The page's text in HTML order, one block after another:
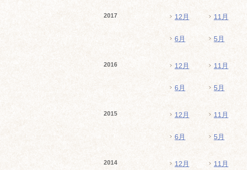
2017 12月 11月
6月 5月
2016 12月 11月
6月 5月
2015 12月 11月
6月 5月
2014 12月 11月